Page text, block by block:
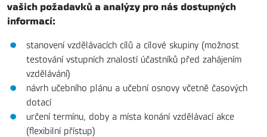
vašich požadavků a analýzy pro nás dostupných
informací:
stanovení vzdělávacích cílů a cílové skupiny (možnost
testování vstupních znalostí účastníků před zahájením
vzdělávání)
návrh učebního plánu a učební osnovy včetně časových
dotací
určení termínu, doby a místa konání vzdělávací akce
(flexibilní přístup)